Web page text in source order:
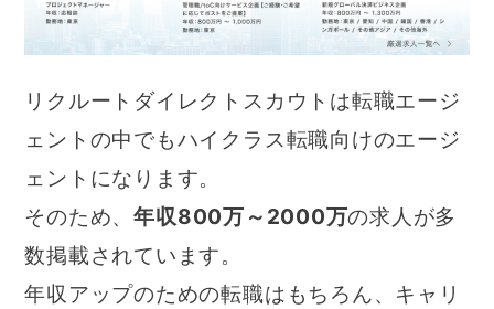
リクルートダイレクトスカウトは転職エージ
ェントの中でもハイクラス転職向けのエージ
ェントになります。
そのため、年収800万～2000万の求人が多
数掲載されています。
年収アップのための転職はもちろん、キャリ